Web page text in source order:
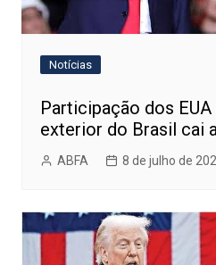
Notícias
Participação dos
exterior do Brasil cai
ABFA 8 de julho de